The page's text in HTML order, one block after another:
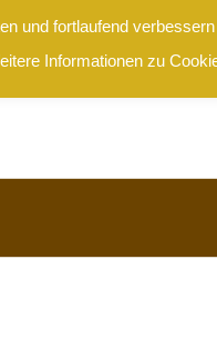
und fortlaufend
Informationen zu